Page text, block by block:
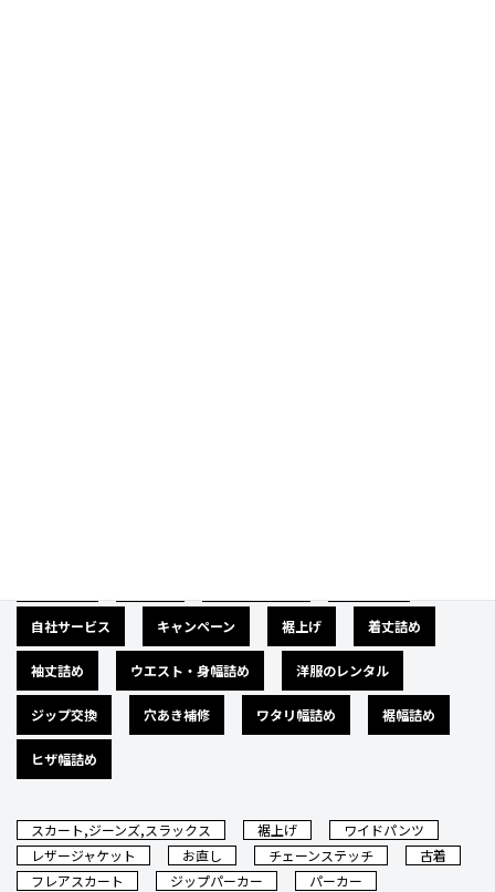
自社サービス キャンペーン 裾上げ 着丈詰め
袖丈詰め ウエスト・身幅詰め 洋服のレンタル
ジップ交換 穴あき補修 ワタリ幅詰め 裾幅詰め
ヒザ幅詰め
スカート,ジーンズ,スラックス 裾上げ
ワイドパンツ
レザージャケット
お直し チェーンステッチ
古着
フレアスカート
ジップパーカー
パーカー